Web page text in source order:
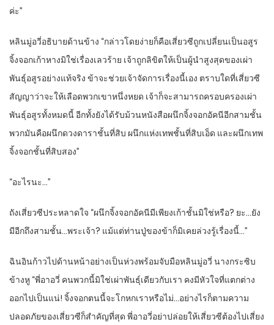
ค่ะ”
หลินมู่อวี่อธิบายด้านข้าง “กล่าวโดยง่ายก็คือเสี่ยวซีถูกเปลี่ยนเป็นอสูร
จิ้งจอกเก้าหางมิใช่เรื่องเลวร้าย เจ้าถูกลิขิตให้เป็นผู้นำสูงสุดของเผ่า
พันธุ์อสูรอย่างแท้จริง ข้าจะช่วยเจ้าจัดการเรื่องนี้เอง ตราบใดที่เสี่ยวซี
สัญญาว่าจะให้เลือดพวกเขาหนึ่งหยด เจ้าก็จะสามารถครอบครองเผ่า
พันธุ์อสูรทั้งหมดนี้ อีกทั้งยังได้รับม้วนหนังสือผนึกจิ้งจอกอัคนีอีกสามชั้น
พวกมันคือผนึกดวงดาราชั้นที่สิบ ผนึกแห่งเทพชั้นที่สิบเอ็ด และผนึกเทพ
จิ้งจอกชั้นที่สิบสอง”
“อะไรนะ…”
ถังเสี่ยวซีประหลาดใจ “ผนึกจิ้งจอกอัคนีมีเพียงเก้าชั้นมิใช่หรือ? ยะ…ยัง
มีอีกถึงสามชั้น…พระเจ้า? แม้แต่ท่านปู่ของข้าก็มิเคยล่วงรู้เรื่องนี้…”
ฉินอินก้าวไปด้านหน้าอย่างเป็นห่วงพร้อมจับมือหลินมู่อวี่ นางกระซิบ
ข้างหู “พี่อาอวี่ คนพวกนี้มิใช่เผ่าพันธุ์เดียวกับเรา คงมีหัวใจที่แตกต่าง
ออกไปเป็นแน่! จิ้งจอกตนนี้จะโกหกเราหรือไม่…อย่างไรก็ตามความ
ปลอดภัยของเสี่ยวซีก็สำคัญที่สุด พี่อาอวี่อย่าปล่อยให้เสี่ยวซีต้องไปเสี่ยง